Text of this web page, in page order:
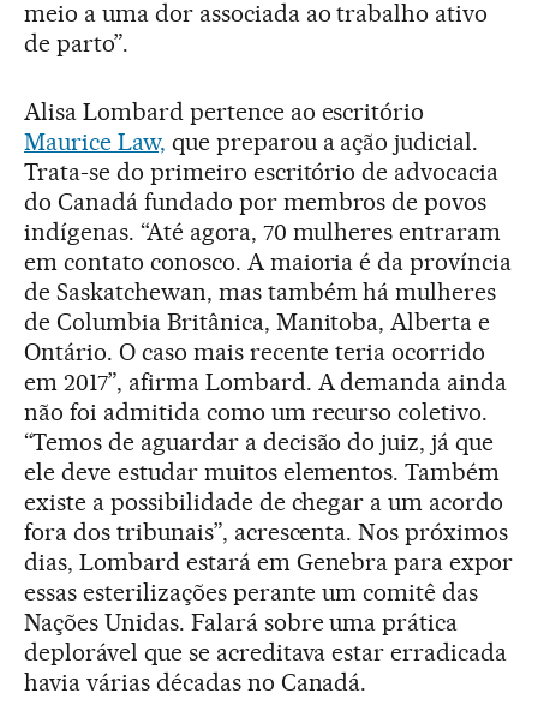
meio a uma dor associada ao trabalho ativo
de parto”.
Alisa Lombard pertence ao escritório
Maurice Law, que preparou a ação judicial.
Trata-se do primeiro escritório de advocacia
do Canadá fundado por membros de povos
indígenas. “Até agora, 70 mulheres entraram
em contato conosco. A maioria é da província
de Saskatchewan, mas também há mulheres
de Columbia Britânica, Manitoba, Alberta e
Ontário. O caso mais recente teria ocorrido
em 2017”, afirma Lombard. A demanda ainda
não foi admitida como um recurso coletivo.
“Temos de aguardar a decisão do juiz, já que
ele deve estudar muitos elementos. Também
existe a possibilidade de chegar a um acordo
fora dos tribunais”, acrescenta. Nos próximos
dias, Lombard estará em Genebra para expor
essas esterilizações perante um comitê das
Nações Unidas. Falará sobre uma prática
deplorável que se acreditava estar erradicada
havia várias décadas no Canadá.